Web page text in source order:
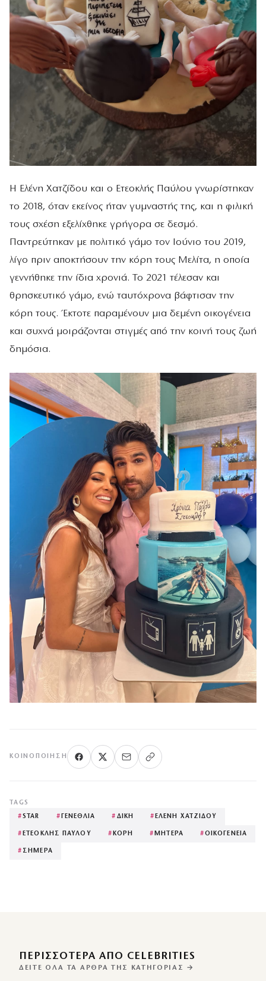
Η Ελένη Χατζίδου και ο Ετεοκλής Παύλου γνωρίστηκαν
το 2018, όταν εκείνος ήταν γυμναστής της, και η φιλική
τους σχέση εξελίχθηκε γρήγορα σε δεσμό.
Παντρεύτηκαν με πολιτικό γάμο τον Ιούνιο του 2019,
λίγο πριν αποκτήσουν την κόρη τους Μελίτα, η οποία
γεννήθηκε την ίδια χρονιά. Το 2021 τέλεσαν και
θρησκευτικό γάμο, ενώ ταυτόχρονα βάφτισαν την
κόρη τους. Έκτοτε παραμένουν μια δεμένη οικογένεια
και συχνά μοιράζονται στιγμές από την κοινή τους ζωή
δημόσια.
ΚΟΙΝΟΠΟΊΗΣΗ
TAGS
#STAR # ΓΕΝΕΘΛΙΑ # ΔΙΚΗ # ΕΛΕΝΗ ΧΑΤΖΙΔΟΥ
# ΕΤΕΟΚΛΗΣ ΠΑΥΛΟΥ # ΚΟΡΗ # ΜΗΤΕΡΑ #ΟΙΚΟΓΕΝΕΙΑ
# ΣΗΜΕΡΑ
ΠΕΡΙΣΣΌΤΕΡΑ ΑΠΌ CELEBRITIES
ΔΕΊΤΕ ΌΛΑ ΤΑ ΆΡΘΡΑ ΤΗΣ ΚΑΤΗΓΟΡΊΑΣ →